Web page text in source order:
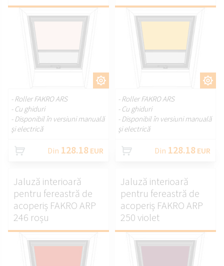
- Roller FAKRO ARS
- Cu ghiduri
- Disponibil în versiuni manuală
și electrică
Din 128.18 EUR
- Roller FAKRO ARS
- Cu ghiduri
- Disponibil în versiuni manuală
și electrică
Din 128.18 EUR
Jaluză interioară
pentru fereastră de
acoperiș FAKRO ARP
246 roșu
Jaluză interioară
pentru fereastră de
acoperiș FAKRO ARP
250 violet